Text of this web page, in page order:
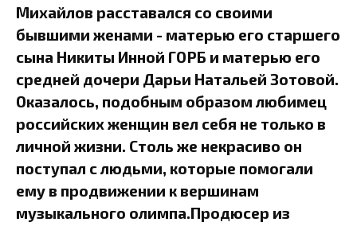
Михайлов расставался со своими
бывшими женами - матерью его старшего
сына Никиты Инной ГОРБ и матерью его
средней дочери Дарьи Натальей Зотовой.
Оказалось, подобным образом любимец
российских женщин вел себя не только в
личной жизни. Столь же некрасиво он
поступал с людьми, которые помогали
ему в продвижении к вершинам
музыкального олимпа.Продюсер из